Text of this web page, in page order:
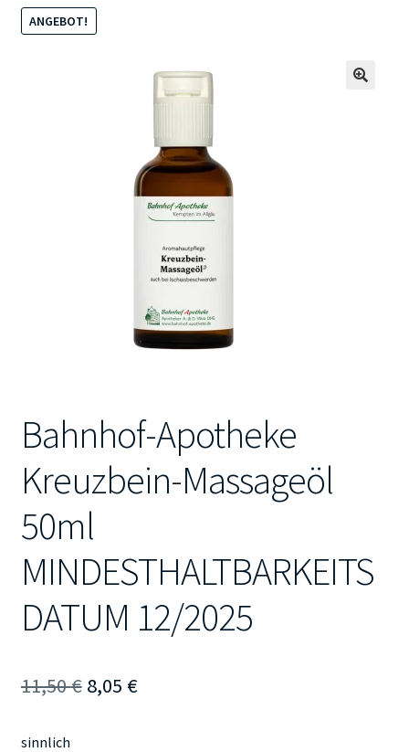
Buttik
ANGEBOT!
Bahnhof-Apotheke
Kreuzbein-Massageöl
50ml
MINDESTHALTBARKEITS
DATUM 12/2025
11,50€ Ursprünglicher
8,05 €Aktueller
sinnlich